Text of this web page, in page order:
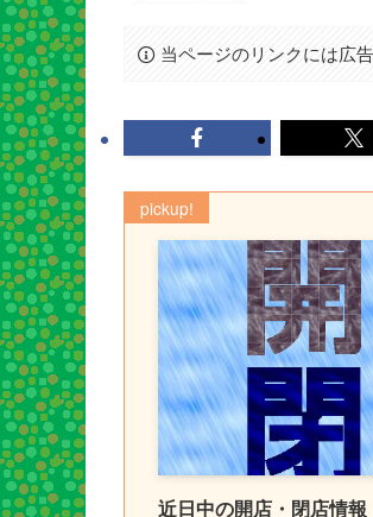
当ページのリンクには広
pickup!
近日中の開店・閉店情報